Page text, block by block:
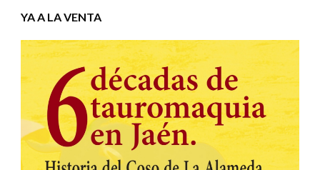
YA A LA VENTA